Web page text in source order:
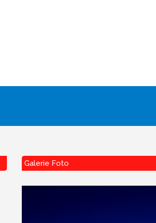
Galerie Foto